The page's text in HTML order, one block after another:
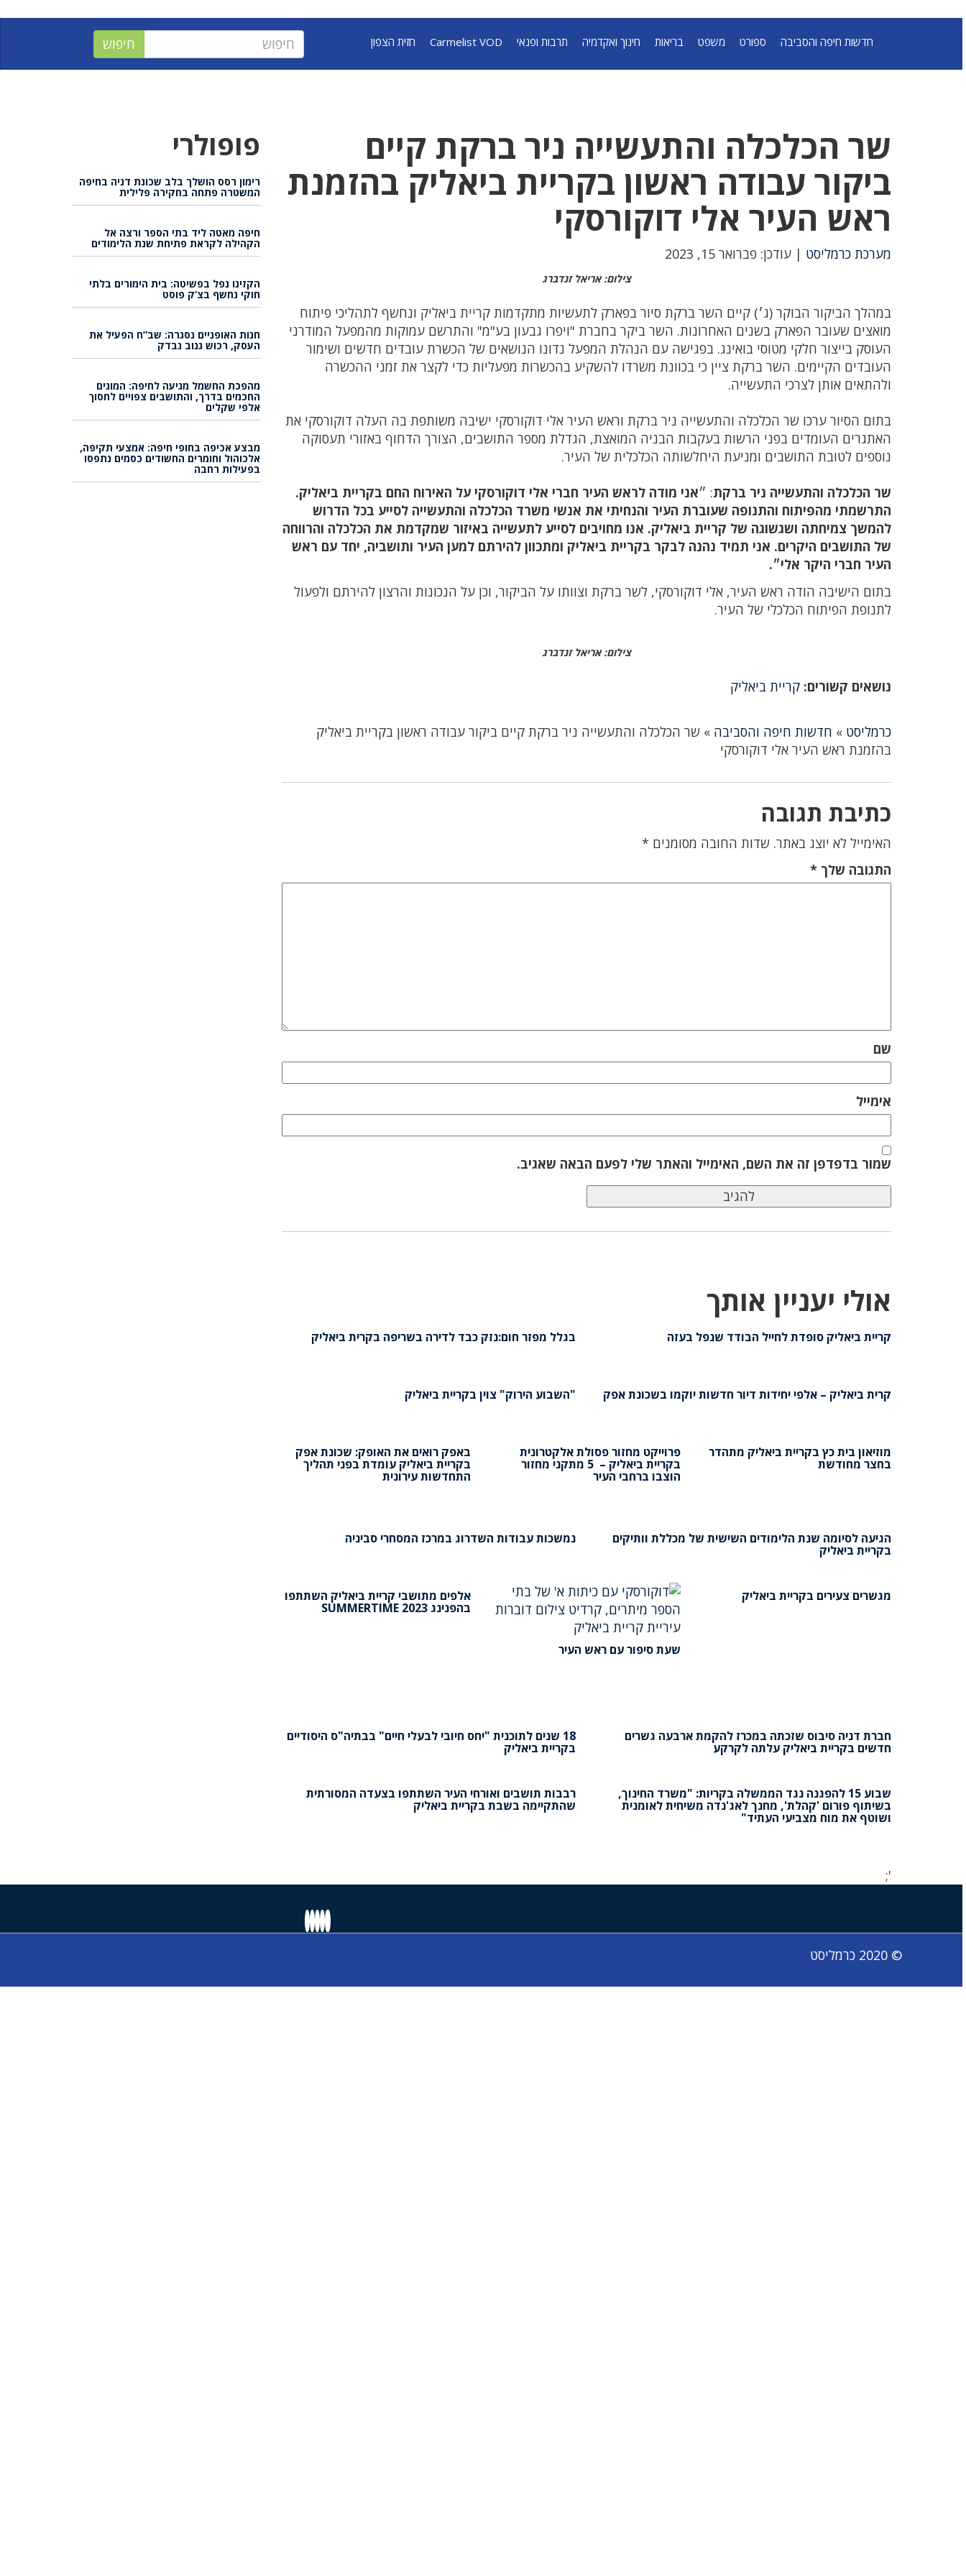
חדשות חיפה והסביבה ספורט משפט בריאות חינוך ואקדמיה תרבות ופנאי Carmelist VOD חזית הצפון
שר הכלכלה והתעשייה ניר ברקת קיים
ביקור עבודה ראשון בקריית ביאליק בהזמנת
ראש העיר אלי דוקורסקי
מערכת כרמליסט | עודכן: פברואר 15, 2023
צילום: אריאל זנדברג
במהלך הביקור הבוקר (ג׳) קיים השר ברקת סיור בפארק לתעשיות מתקדמות קריית ביאליק ונחשף לתהליכי פיתוח
מואצים שעובר הפארק בשנים האחרונות. השר ביקר בחברת "ויפרו גבעון בע"מ" והתרשם עמוקות מהמפעל המודרני
העוסק בייצור חלקי מטוסי בואינג. בפגישה עם הנהלת המפעל נדונו הנושאים של הכשרת עובדים חדשים ושימור
העובדים הקיימים. השר ברקת ציין כי בכוונת משרדו להשקיע בהכשרות מפעליות כדי לקצר את זמני ההכשרה
ולהתאים אותן לצרכי התעשייה.
בתום הסיור ערכו שר הכלכלה והתעשייה ניר ברקת וראש העיר אלי דוקורסקי ישיבה משותפת בה העלה דוקורסקי את
האתגרים העומדים בפני הרשות בעקבות הבניה המואצת, הגדלת מספר התושבים, הצורך הדחוף באזורי תעסוקה
נוספים לטובת התושבים ומניעת היחלשותה הכלכלית של העיר.
שר הכלכלה והתעשייה ניר ברקת: ״אני מודה לראש העיר חברי אלי דוקורסקי על האירוח החם בקריית ביאליק.
התרשמתי מהפיתוח והתנופה שעוברת העיר והנחיתי את אנשי משרד הכלכלה והתעשייה לסייע בכל הדרוש
להמשך צמיחתה ושגשוגה של קריית ביאליק. אנו מחויבים לסייע לתעשייה באיזור שמקדמת את הכלכלה והרווחה
של התושבים היקרים. אני תמיד נהנה לבקר בקריית ביאליק ומתכוון להירתם למען העיר ותושביה, יחד עם ראש
העיר חברי היקר אלי״.
בתום הישיבה הודה ראש העיר, אלי דוקורסקי, לשר ברקת וצוותו על הביקור, וכן על הנכונות והרצון להירתם ולפעול
לתנופת הפיתוח הכלכלי של העיר.
צילום: אריאל זנדברג
נושאים קשורים:קריית ביאליק
כרמליסט » חדשות חיפה והסביבה »שר הכלכלה והתעשייה ניר ברקת קיים ביקור עבודה ראשון בקריית ביאליק
בהזמנת ראש העיר אלי דוקורסקי
כתיבת תגובה
האימייל לא יוצג באתר. שדות החובה מסומנים *
התגובה שלך*
שם
אימייל
שמור בדפדפן זה את השם, האימייל והאתר שלי לפעם הבאה שאגיב.
פופולרי
רימון רסס הושלך בלב שכונת דניה בחיפה
המשטרה פתחה בחקירה פלילית
חיפה מאטה ליד בתי הספר ורצה אל
הקהילה לקראת פתיחת שנת הלימודים
הקזינו נפל בפשיטה: בית הימורים בלתי
חוקי נחשף בצ’ק פוסט
חנות האופניים נסגרה: שב”ח הפעיל את
העסק, רכוש גנוב נבדק
מהפכת החשמל מגיעה לחיפה: המונים
החכמים בדרך, והתושבים צפויים לחסוך
אלפי שקלים
מבצע אכיפה בחופי חיפה: אמצעי תקיפה,
אלכוהול וחומרים החשודים כסמים נתפסו
בפעילות רחבה
אולי יעניין אותך
קריית ביאליק סופדת לחייל הבודד שנפל בעזה בגלל מפזר חום:נזק כבד לדירה בשריפה בקרית ביאליק
קרית ביאליק – אלפי יחידות דיור חדשות יוקמו בשכונת אפק "השבוע הירוק" צוין בקריית ביאליק
מוזיאון בית כץ בקריית ביאליק מתהדר
בחצר מחודשת
פרוייקט מחזור פסולת אלקטרונית
בקריית ביאליק – 5 מתקני מחזור
הוצבו ברחבי העיר
באפק רואים את האופק: שכונת אפק
בקריית ביאליק עומדת בפני תהליך
התחדשות עירונית
הגיעה לסיומה שנת הלימודים השישית של מכללת וותיקים
בקריית ביאליק
נמשכות עבודות השדרוג במרכז המסחרי סביניה
מגשרים צעירים בקריית ביאליק
שעת סיפור עם ראש העיר
אלפים מתושבי קריית ביאליק השתתפו
בהפנינג SUMMERTIME 2023
חברת דניה סיבוס שזכתה במכרז להקמת ארבעה גשרים
חדשים בקריית ביאליק עלתה לקרקע
18 שנים לתוכנית "יחס חיובי לבעלי חיים" בבתיה"ס היסודיים
בקריית ביאליק
שבוע 15 להפגנה נגד הממשלה בקריות: "משרד החינוך,
בשיתוף פורום 'קהלת', מחנך לאג'נדה משיחית לאומנית
ושוטף את מוח מצביעי העתיד"
רבבות תושבים ואורחי העיר השתתפו בצעדה המסורתית
שהתקיימה בשבת בקריית ביאליק
';
© 2020 כרמליסט